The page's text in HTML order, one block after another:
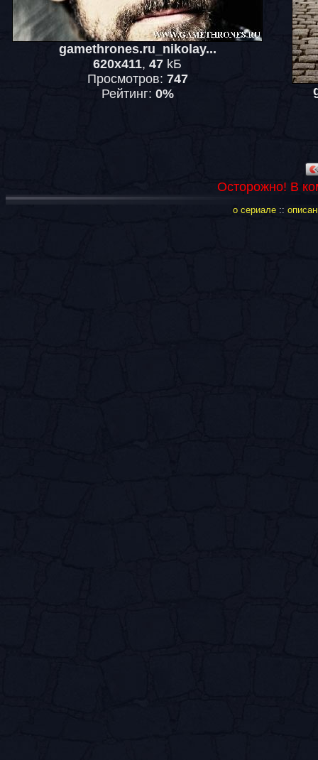
gamethrones.ru_nikolay...
620x411, 47 kБ
Просмотров: 747
Рейтинг: 0%
Осторожно! В
о сериале ::